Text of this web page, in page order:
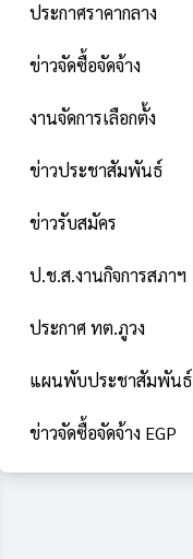
ประกาศราคากลาง
ข่าวจัดซื้อจัดจ้าง
งานจัดการเลือกตั้ง
ข่าวประชาสัมพันธ์
ข่าวรับสมัคร
ป.ช.ส.งานกิจการสภาฯ
ประกาศ ทต.ภูวง
แผนพับประชาสัมพันธ์
ข่าวจัดซื้อจัดจ้าง EGP